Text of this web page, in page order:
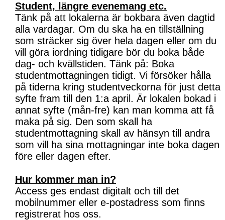
Student, längre evenemang etc.
Tänk på att lokalerna är bokbara även dagtid
alla vardagar. Om du ska ha en tillställning
som sträcker sig över hela dagen eller om du
vill göra iordning tidigare bör du boka både
dag- och kvällstiden. Tänk på: Boka
studentmottagningen tidigt. Vi försöker hålla
på tiderna kring studentveckorna för just detta
syfte fram till den 1:a april. Är lokalen bokad i
annat syfte (mån-fre) kan man komma att få
maka på sig. Den som skall ha
studentmottagning skall av hänsyn till andra
som vill ha sina mottagningar inte boka dagen
före eller dagen efter.
Hur kommer man in?
Access ges endast digitalt och till det
mobilnummer eller e-postadress som finns
registrerat hos oss.